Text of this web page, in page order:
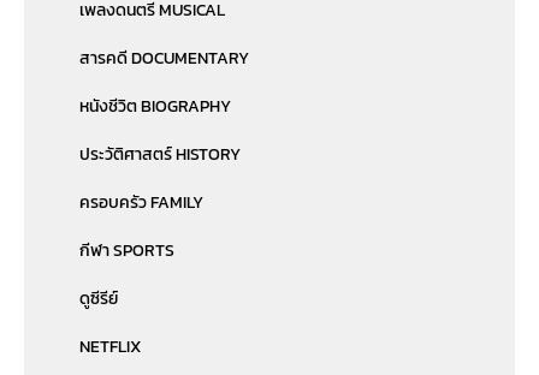
เพลงดนตรี MUSICAL
สารคดี DOCUMENTARY
หนังชีวิต BIOGRAPHY
ประวัติศาสตร์ HISTORY
ครอบครัว FAMILY
กีฬา SPORTS
ดูซีรีย์
NETFLIX